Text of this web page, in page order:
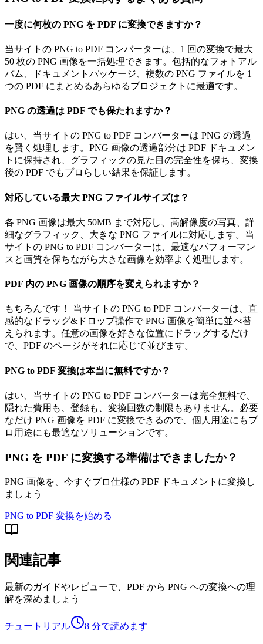
一度に何枚の PNG を PDF に変換できますか？
当サイトの PNG to PDF コンバーターは、1 回の変換で最大
50 枚の PNG 画像を一括処理できます。包括的なフォトアル
バム、ドキュメントパッケージ、複数の PNG ファイルを 1
つの PDF にまとめるあらゆるプロジェクトに最適です。
PNG の透過は PDF でも保たれますか？
はい、当サイトの PNG to PDF コンバーターは PNG の透過
を賢く処理します。PNG 画像の透過部分は PDF ドキュメン
トに保持され、グラフィックの見た目の完全性を保ち、変換
後の PDF でもプロらしい結果を保証します。
対応している最大 PNG ファイルサイズは？
各 PNG 画像は最大 50MB まで対応し、高解像度の写真、詳
細なグラフィック、大きな PNG ファイルに対応します。当
サイトの PNG to PDF コンバーターは、最適なパフォーマン
スと画質を保ちながら大きな画像を効率よく処理します。
PDF 内の PNG 画像の順序を変えられますか？
もちろんです！ 当サイトの PNG to PDF コンバーターは、直
感的なドラッグ&ドロップ操作で PNG 画像を簡単に並べ替
えられます。任意の画像を好きな位置にドラッグするだけ
で、PDF のページがそれに応じて並びます。
PNG to PDF 変換は本当に無料ですか？
はい、当サイトの PNG to PDF コンバーターは完全無料で、
隠れた費用も、登録も、変換回数の制限もありません。必要
なだけ PNG 画像を PDF に変換できるので、個人用途にもプ
ロ用途にも最適なソリューションです。
PNG を PDF に変換する準備はできましたか？
PNG 画像を、今すぐプロ仕様の PDF ドキュメントに変換し
ましょう
PNG to PDF 変換を始める
関連記事
最新のガイドやレビューで、PDF から PNG への変換への理
解を深めましょう
チュートリアル 8 分で読めます